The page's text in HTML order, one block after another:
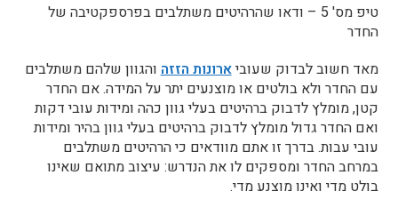
טיפ מס' 5 – ודאו שהרהיטים משתלבים בפרספקטיבה של
החדר
מאד חשוב לבדוק שעוביארונות הזזה והגוון שלהם משתלבים
עם החדר ולא בולטים או מוצנעים יתר על המידה. אם החדר
קטן, מומלץ לדבוק ברהיטים בעלי גוון כהה ומידות עובי דקות
ואם החדר גדול מומלץ לדבוק ברהיטים בעלי גוון בהיר ומידות
עובי עבות. בדרך זו אתם מוודאים כי הרהיטים משתלבים
במרחב החדר ומספקים לו את הנדרש: עיצוב מתואם שאינו
בולט מדי ואינו מוצנע מדי.